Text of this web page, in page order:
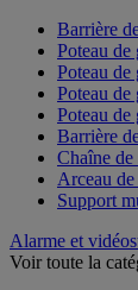
Barrière
Poteau de
Poteau de
Poteau de
Poteau de
Barrière
Chaîne de
Arceau
Support
Alarme et
Voir toute la